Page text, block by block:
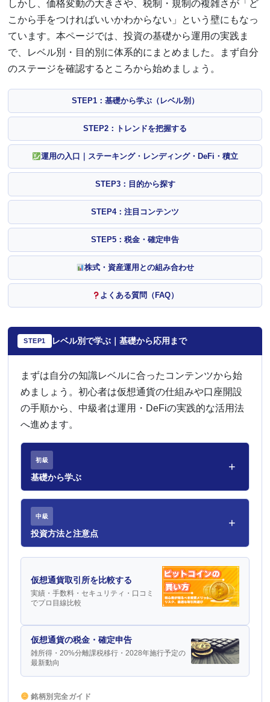
しかし、価格変動の大きさや、税制・規制の複雑さが「ど
こから手をつければいいかわからない」という壁にもなっ
ています。本ページでは、投資の基礎から運用の実践ま
で、レベル別・目的別に体系的にまとめました。まず自分
のステージを確認するところから始めましょう。
STEP1：基礎から学ぶ（レベル別）
STEP2：トレンドを把握する
運用の入口｜ステーキング・レンディング・DeFi・積立
STEP3：目的から探す
STEP4：注目コンテンツ
STEP5：税金・確定申告
株式・資産運用との組み合わせ
よくある質問（FAQ）
STEP1 レベル別で学ぶ｜基礎から応用まで
まずは自分の知識レベルに合ったコンテンツから始
めましょう。初心者は仮想通貨の仕組みや口座開設
の手順から、中級者は運用・DeFiの実践的な活用法
へ進めます。
初級
基礎から学ぶ
+
中級
投資方法と注意点
+
仮想通貨取引所を比較する
実績・手数料・セキュリティ・口コミ
でプロ目線比較
仮想通貨の税金・確定申告
雑所得・20%分離課税移行・2028年施行予定の
最新動向
銘柄別完全ガイド